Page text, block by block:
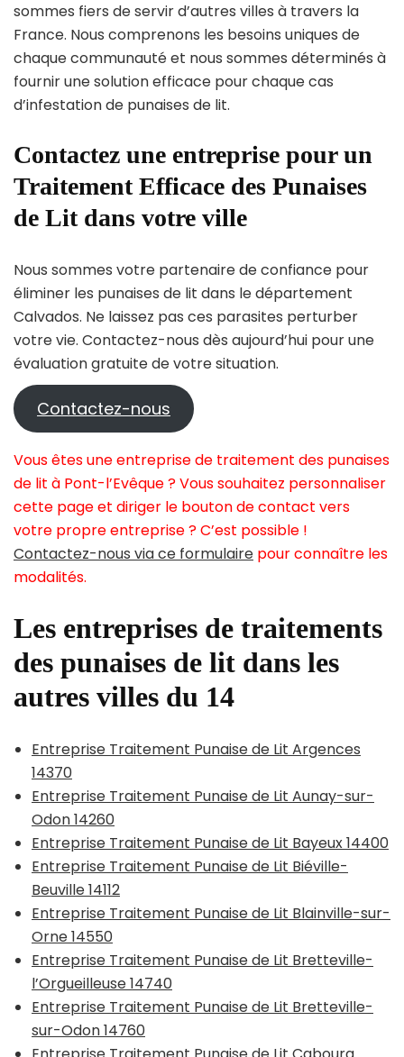
sommes fiers de servir d’autres villes à travers la
France. Nous comprenons les besoins uniques de
chaque communauté et nous sommes déterminés à
fournir une solution efficace pour chaque cas
d’infestation de punaises de lit.
Contactez une entreprise pour un
Traitement Efficace des Punaises
de Lit dans votre ville
Nous sommes votre partenaire de confiance pour
éliminer les punaises de lit dans le département
Calvados. Ne laissez pas ces parasites perturber
votre vie. Contactez-nous dès aujourd’hui pour une
évaluation gratuite de votre situation.
Contactez-nous
Vous êtes une entreprise de traitement des punaises
de lit à Pont-l’Evêque ? Vous souhaitez personnaliser
cette page et diriger le bouton de contact vers
votre propre entreprise ? C’est possible !
Contactez-nous via ce formulaire pour connaître les
modalités.
Les entreprises de traitements
des punaises de lit dans les
autres villes du 14
Entreprise Traitement Punaise de Lit Argences
14370
Entreprise Traitement Punaise de Lit Aunay-sur-
Odon 14260
Entreprise Traitement Punaise de Lit Bayeux 14400
Entreprise Traitement Punaise de Lit Biéville-
Beuville 14112
Entreprise Traitement Punaise de Lit Blainville-sur-
Orne 14550
Entreprise Traitement Punaise de Lit Bretteville-
l’Orgueilleuse 14740
Entreprise Traitement Punaise de Lit Bretteville-
sur-Odon 14760